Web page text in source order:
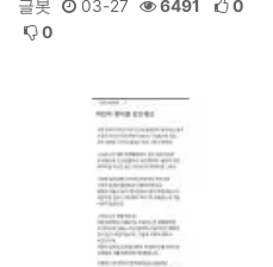
글봇 03-27 6491
0
0